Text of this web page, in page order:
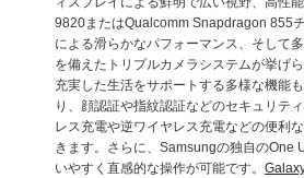
9820またはQualcomm Snapdragon 855
による滑らかなパフォーマンス、そして
を備えたトリプルカメラシステムが挙げ
充実した生活をサポートする多様な機能
り、顔認証や指紋認証などのセキュリテ
レス充電や逆ワイヤレス充電などの便利
きます。さらに、Samsungの独自のOne
いやすく直感的な操作が可能です。